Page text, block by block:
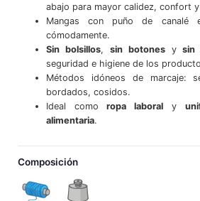
abajo para mayor calidez, confort
Mangas con puño de canalé
cómodamente.
Sin bolsillos, sin botonesysin
seguridad e higiene de los
Métodos idóneos de marcaje:
bordados, cosidos.
Ideal comoropa laboral y
alimentaria.
Composición